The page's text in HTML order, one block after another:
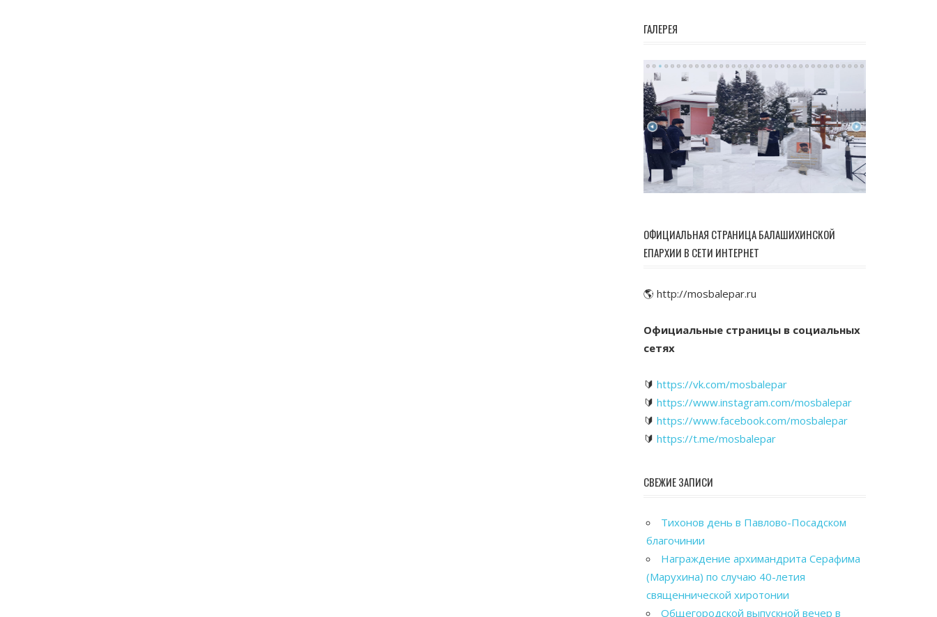
ГАЛЕРЕЯ
ОФИЦИАЛЬНАЯ СТРАНИЦА БАЛАШИХИНСКОЙ
ЕПАРХИИ В СЕТИ ИНТЕРНЕТ
🌎 http://mosbalepar.ru
Официальные страницы в социальных
сетях
🔰 https://vk.com/mosbalepar
🔰 https://www.instagram.com/mosbalepar
🔰 https://www.facebook.com/mosbalepar
🔰 https://t.me/mosbalepar
СВЕЖИЕ ЗАПИСИ
Тихонов день в Павлово-Посадском
благочинии
Награждение архимандрита Серафима
(Марухина) по случаю 40-летия
священнической хиротонии
Общегородской выпускной вечер в